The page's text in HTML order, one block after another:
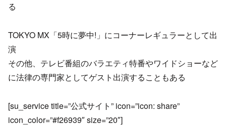
る
TOKYO MX「5時に夢中!」にコーナーレギュラーとして出
演
その他、テレビ番組のバラエティ特番やワイドショーなど
に法律の専門家としてゲスト出演することもある
[su_service title=”公式サイト” icon=”icon: share”
icon_color=”#f26939″ size=”20″]